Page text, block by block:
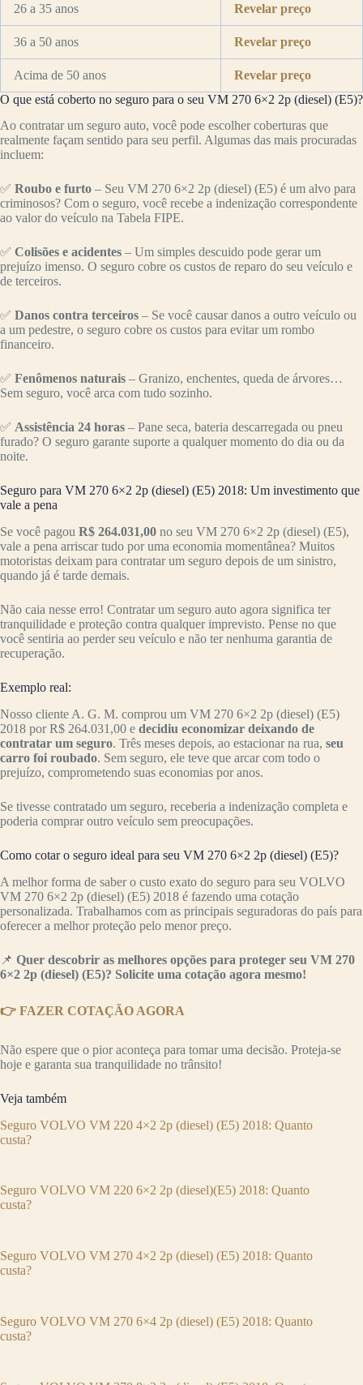
26 a 35 anos Revelar preço
36 a 50 anos Revelar preço
Acima de 50 anos
Revelar preço
O que está coberto no seguro para o seu VM 270 6×2 2p (diesel) (E5)?
Ao contratar um seguro auto, você pode escolher coberturas que
realmente façam sentido para seu perfil. Algumas das mais procuradas
incluem:
✅ Roubo e furto – Seu VM 270 6×2 2p (diesel) (E5) é um alvo para
criminosos? Com o seguro, você recebe a indenização correspondente
ao valor do veículo na Tabela FIPE.
✅ Colisões e acidentes – Um simples descuido pode gerar um
prejuízo imenso. O seguro cobre os custos de reparo do seu veículo e
de terceiros.
✅ Danos contra terceiros – Se você causar danos a outro veículo ou
a um pedestre, o seguro cobre os custos para evitar um rombo
financeiro.
✅ Fenômenos naturais – Granizo, enchentes, queda de árvores…
Sem seguro, você arca com tudo sozinho.
✅ Assistência 24 horas – Pane seca, bateria descarregada ou pneu
furado? O seguro garante suporte a qualquer momento do dia ou da
noite.
Seguro para VM 270 6×2 2p (diesel) (E5) 2018: Um investimento que
vale a pena
Se você pagou R$ 264.031,00 no seu VM 270 6×2 2p (diesel) (E5),
vale a pena arriscar tudo por uma economia momentânea? Muitos
motoristas deixam para contratar um seguro depois de um sinistro,
quando já é tarde demais.
Não caia nesse erro! Contratar um seguro auto agora significa ter
tranquilidade e proteção contra qualquer imprevisto. Pense no que
você sentiria ao perder seu veículo e não ter nenhuma garantia de
recuperação.
Exemplo real:
Nosso cliente A. G. M. comprou um VM 270 6×2 2p (diesel) (E5)
2018 por R$ 264.031,00 e decidiu economizar deixando de
contratar um seguro. Três meses depois, ao estacionar na rua, seu
carro foi roubado. Sem seguro, ele teve que arcar com todo o
prejuízo, comprometendo suas economias por anos.
Se tivesse contratado um seguro, receberia a indenização completa e
poderia comprar outro veículo sem preocupações.
Como cotar o seguro ideal para seu VM 270 6×2 2p (diesel) (E5)?
A melhor forma de saber o custo exato do seguro para seu VOLVO
VM 270 6×2 2p (diesel) (E5) 2018 é fazendo uma cotação
personalizada. Trabalhamos com as principais seguradoras do país para
oferecer a melhor proteção pelo menor preço.
📌 Quer descobrir as melhores opções para proteger seu VM 270
6×2 2p (diesel) (E5)? Solicite uma cotação agora mesmo!
👉 FAZER COTAÇÃO AGORA
Não espere que o pior aconteça para tomar uma decisão. Proteja-se
hoje e garanta sua tranquilidade no trânsito!
Veja também
Seguro VOLVO VM 220 4×2 2p (diesel) (E5) 2018: Quanto
custa?
Seguro VOLVO VM 220 6×2 2p (diesel)(E5) 2018: Quanto
custa?
Seguro VOLVO VM 270 4×2 2p (diesel) (E5) 2018: Quanto
custa?
Seguro VOLVO VM 270 6×4 2p (diesel) (E5) 2018: Quanto
custa?